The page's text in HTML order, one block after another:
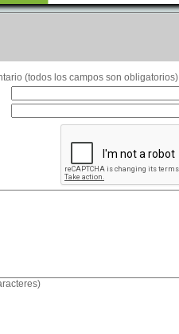
(todos los campos son obligatorios)